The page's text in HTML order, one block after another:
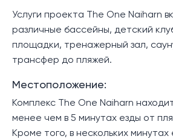
Услуги проекта The One Naiharn
различные бассейны, детский
площадки, тренажерный зал,
трансфер до пляжей.
Местоположение:
Комплекс The One Naiharn
менее чем в 5 минутах езды от
Кроме того, в нескольких